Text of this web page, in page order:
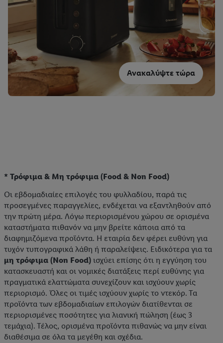
Ανακαλύψτε τώρα
* Τρόφιμα & Μη τρόφιμα (Food & Non Food)
Οι εβδομαδιαίες επιλογές του φυλλαδίου, παρά τις
προσεγμένες παραγγελίες, ενδέχεται να εξαντληθούν από
την πρώτη μέρα. Λόγω περιορισμένου χώρου σε ορισμένα
καταστήματα πιθανόν να μην βρείτε κάποια από τα
διαφημιζόμενα προϊόντα. Η εταιρία δεν φέρει ευθύνη για
τυχόν τυπογραφικά λάθη ή παραλείψεις. Ειδικότερα για τα
μη τρόφιμα (Non Food) ισχύει επίσης ότι η εγγύηση του
κατασκευαστή και οι νομικές διατάξεις περί ευθύνης για
πραγματικά ελαττώματα συνεχίζουν και ισχύουν χωρίς
περιορισμό. Όλες οι τιμές ισχύουν χωρίς το ντεκόρ. Τα
προϊόντα των εβδομαδιαίων επιλογών διατίθενται σε
περιορισμένες ποσότητες για λιανική πώληση (έως 3
τεμάχια). Τέλος, ορισμένα προϊόντα πιθανώς να μην είναι
διαθέσιμα σε όλα τα μεγέθη και σχέδια.